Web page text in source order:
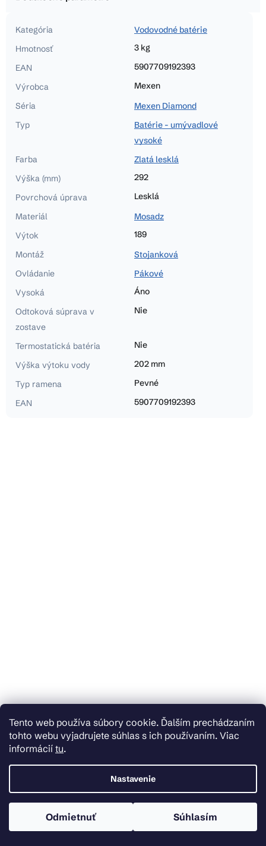
Tento web používa súbory cookie. Ďalším prechádzaním
tohto webu vyjadrujete súhlas s ich používaním. Viac
informácií tu.
Nastavenie
Odmietnuť Súhlasím
Kategória
Vodovodné batérie
Hmotnosť
3 kg
EAN
5907709192393
Výrobca
Mexen
Séria
Mexen Diamond
Typ
Batérie - umývadlové
vysoké
Farba
Zlatá lesklá
Výška (mm)
292
Povrchová úprava
Lesklá
Materiál
Mosadz
Výtok
189
Montáž
Stojanková
Ovládanie
Pákové
Vysoká
Áno
Odtoková súprava v
zostave
Nie
Termostatická batéria
Nie
Výška výtoku vody
202 mm
Typ ramena
Pevné
EAN
5907709192393
Mexen Diamond, vysoká umývadlová batéria h-292, čierna matná, 71510-70
Skladom u dodávateľa